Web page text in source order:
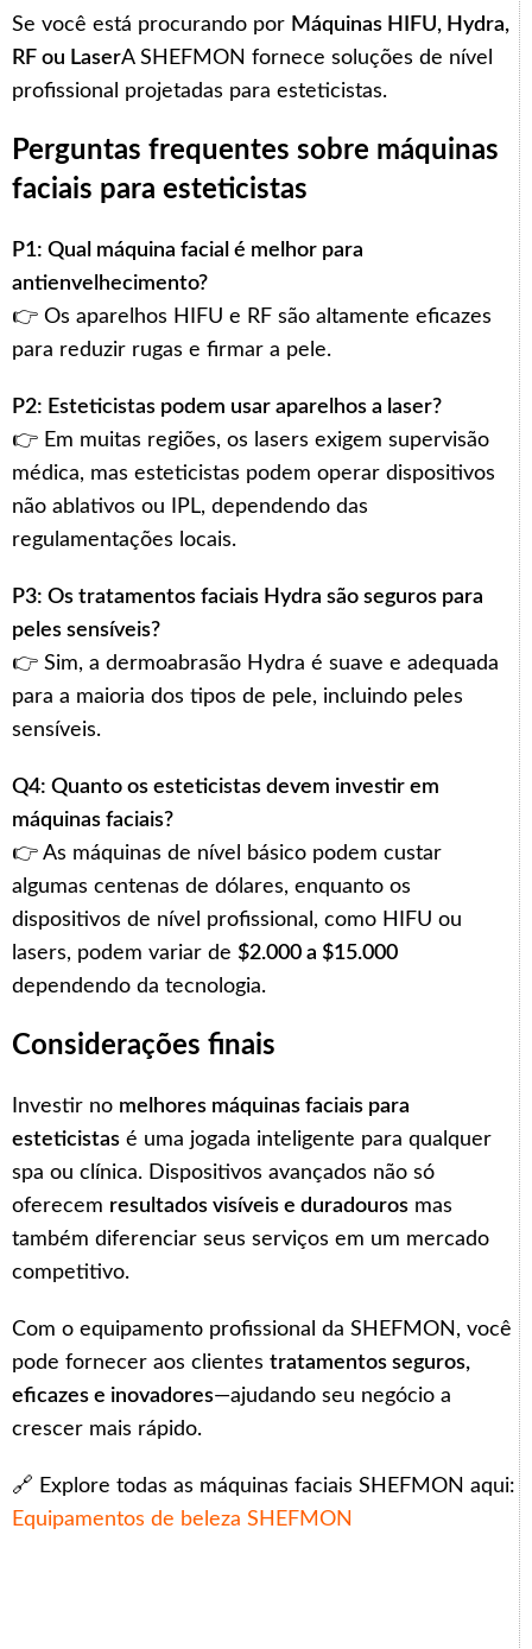
Se você está procurando por Máquinas HIFU, Hydra,
RF ou LaserA SHEFMON fornece soluções de nível
profissional projetadas para esteticistas.
Perguntas frequentes sobre máquinas
faciais para esteticistas
P1: Qual máquina facial é melhor para
antienvelhecimento?
👉 Os aparelhos HIFU e RF são altamente eficazes
para reduzir rugas e firmar a pele.
P2: Esteticistas podem usar aparelhos a laser?
👉 Em muitas regiões, os lasers exigem supervisão
médica, mas esteticistas podem operar dispositivos
não ablativos ou IPL, dependendo das
regulamentações locais.
P3: Os tratamentos faciais Hydra são seguros para
peles sensíveis?
👉 Sim, a dermoabrasão Hydra é suave e adequada
para a maioria dos tipos de pele, incluindo peles
sensíveis.
Q4: Quanto os esteticistas devem investir em
máquinas faciais?
👉 As máquinas de nível básico podem custar
algumas centenas de dólares, enquanto os
dispositivos de nível profissional, como HIFU ou
lasers, podem variar de $2.000 a $15.000
dependendo da tecnologia.
Considerações finais
Investir no melhores máquinas faciais para
esteticistas é uma jogada inteligente para qualquer
spa ou clínica. Dispositivos avançados não só
oferecem resultados visíveis e duradouros mas
também diferenciar seus serviços em um mercado
competitivo.
Com o equipamento profissional da SHEFMON, você
pode fornecer aos clientes tratamentos seguros,
eficazes e inovadores—ajudando seu negócio a
crescer mais rápido.
🔗 Explore todas as máquinas faciais SHEFMON aqui:
Equipamentos de beleza SHEFMON